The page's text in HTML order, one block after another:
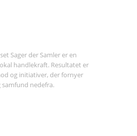
Sager der Samler er en
handlekraft. Resultatet er
og initiativer, der fornyer
nedefra.